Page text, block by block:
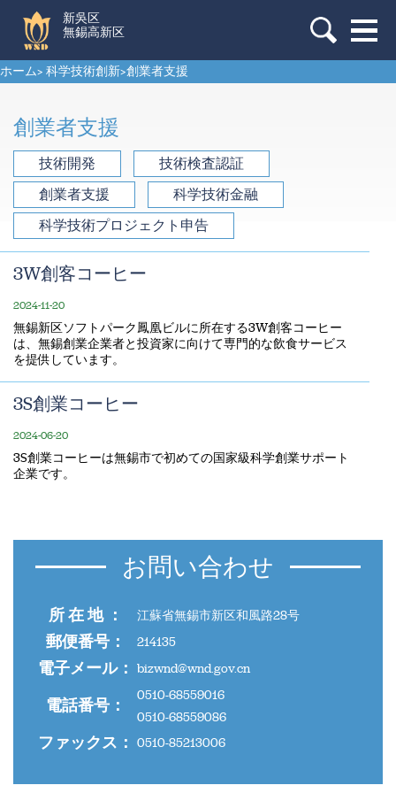
新吳区
無錫高新区
ホーム> 科学技術創新>創業者支援
創業者支援
3W創客コーヒー
2024-11-20
無錫新区ソフトパーク鳳凰ビルに所在する3W創客コーヒー
は、無錫創業企業者と投資家に向けて専門的な飲食サービス
を提供しています。
3S創業コーヒー
2024-06-20
3S創業コーヒーは無錫市で初めての国家級科学創業サポート
企業です。
技術開発
技術検査認証
創業者支援
科学技術金融
科学技術プロジェクト申告
お問い合わせ
所 在 地 ： 江蘇省無錫市新区和風路28号
郵便番号： 214135
電子メール： bizwnd@wnd.gov.cn
電話番号：
0510-68559016
0510-68559086
ファックス： 0510-85213006